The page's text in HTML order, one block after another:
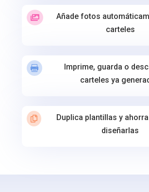

Añade fotos
carteles

Imprime, guarda o
carteles ya

Duplica plantillas y
diseñarlas